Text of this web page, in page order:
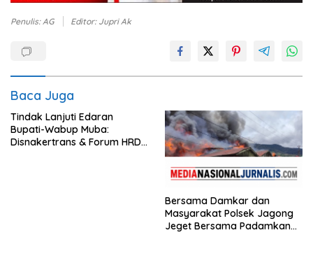
Penulis: AG Editor: Jupri Ak
Baca Juga
Tindak Lanjuti Edaran
Bupati-Wabup Muba:
Disnakertrans & Forum HRD
Bersama Damkar dan
Masyarakat Polsek Jagong
Jeget Bersama Padamkan